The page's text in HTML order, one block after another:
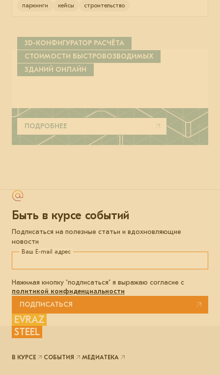
паркинги кейсы строительство
3D-КОНФИГУРАТОР РАСЧЁТА
СТОИМОСТИ БЫСТРОВОЗВОДИМЫХ
ЗДАНИЙ ОНЛАЙН
ПОДРОБНЕЕ
Быть в курсе событий
Подписаться на полезные статьи и вдохновляющие
новости
Ваш E-mail адрес
Нажимая кнопку "подписаться" я выражаю согласие с
политикой конфиденциальности
ПОДПИСАТЬСЯ
EVRAZ
STEEL
В КУРСЕ СОБЫТИЯ МЕДИАТЕКА